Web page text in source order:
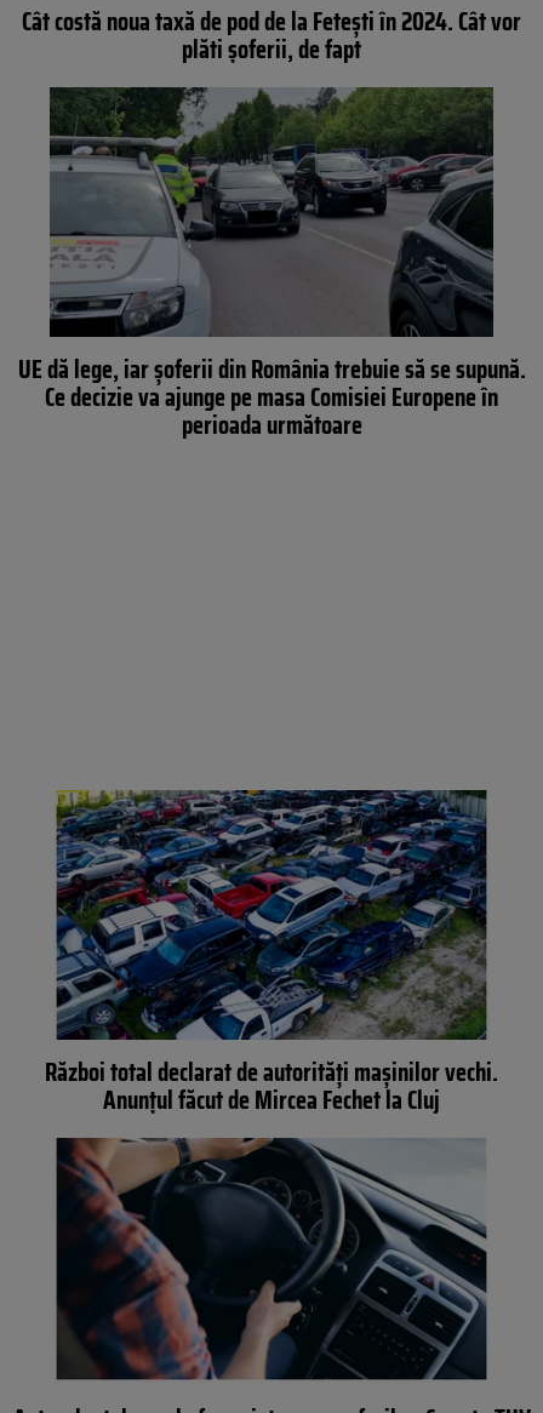
Cât costă noua taxă de pod de la Fetești în 2024. Cât vor
plăti șoferii, de fapt
UE dă lege, iar șoferii din România trebuie să se supună.
Ce decizie va ajunge pe masa Comisiei Europene în
perioada următoare
Război total declarat de autorități mașinilor vechi.
Anunțul făcut de Mircea Fechet la Cluj